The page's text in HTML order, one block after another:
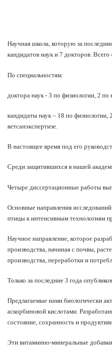
Научная школа, которую за
кандидатов наук и 7 докторов. Всего
По специальностям:
доктора наук - 3 по физиологии, 2
кандидаты наук – 18 по физиологии,
ветсанэкспертизе.
В настоящее время под его
Среди защитившихся в нашей
Четыре диссертационные работы
Основные направления
птицы к интенсивным технологиям
Научное направление, которое
производства, начиная с почвы,
производства, переработки и
Только за последние 3 года
Предлагаемые нами биологически
аскорбиновой кислотами.
состояние, сохранность и
Эти витаминно-минеральные